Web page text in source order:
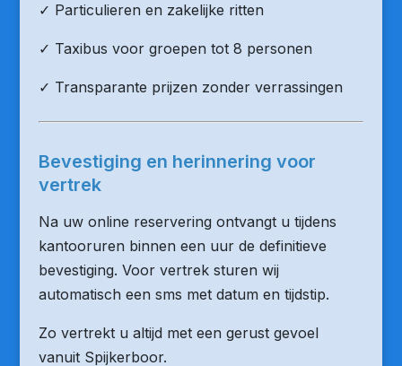
✓ Particulieren en zakelijke ritten
✓ Taxibus voor groepen tot 8 personen
✓ Transparante prijzen zonder verrassingen
Bevestiging en herinnering voor
vertrek
Na uw online reservering ontvangt u tijdens
kantooruren binnen een uur de definitieve
bevestiging. Voor vertrek sturen wij
automatisch een sms met datum en tijdstip.
Zo vertrekt u altijd met een gerust gevoel
vanuit Spijkerboor.